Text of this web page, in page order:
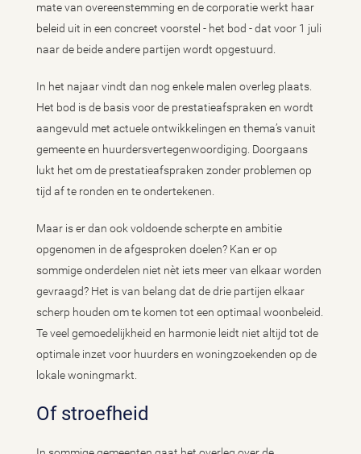
mate van overeenstemming en de corporatie werkt haar
beleid uit in een concreet voorstel - het bod - dat voor 1 juli
naar de beide andere partijen wordt opgestuurd.
In het najaar vindt dan nog enkele malen overleg plaats.
Het bod is de basis voor de prestatieafspraken en wordt
aangevuld met actuele ontwikkelingen en thema’s vanuit
gemeente en huurdersvertegenwoordiging. Doorgaans
lukt het om de prestatieafspraken zonder problemen op
tijd af te ronden en te ondertekenen.
Maar is er dan ook voldoende scherpte en ambitie
opgenomen in de afgesproken doelen? Kan er op
sommige onderdelen niet nèt iets meer van elkaar worden
gevraagd? Het is van belang dat de drie partijen elkaar
scherp houden om te komen tot een optimaal woonbeleid.
Te veel gemoedelijkheid en harmonie leidt niet altijd tot de
optimale inzet voor huurders en woningzoekenden op de
lokale woningmarkt.
Of stroefheid